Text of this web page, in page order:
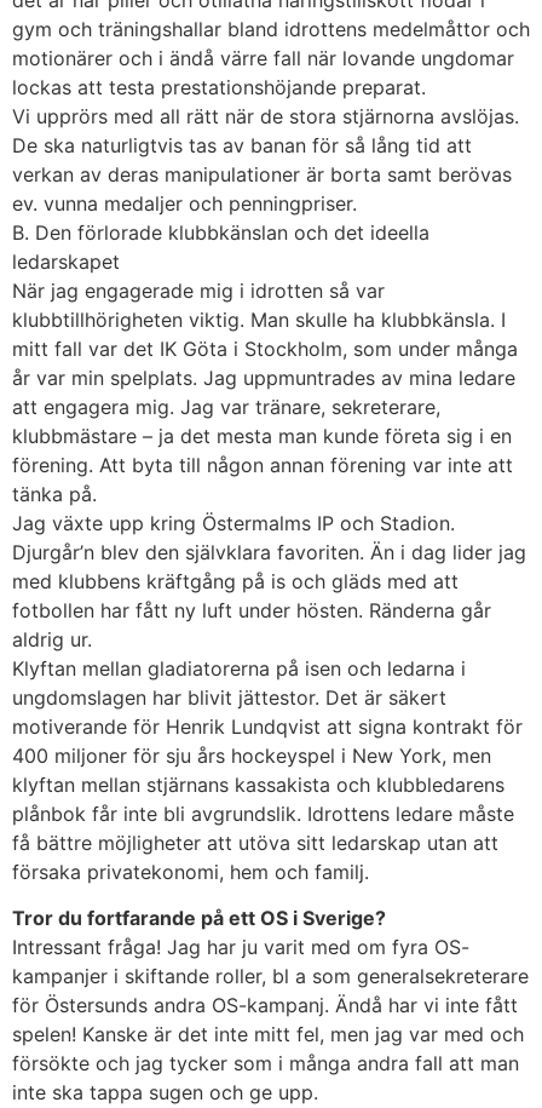
gym och träningshallar bland idrottens medelmåttor och
motionärer och i ändå värre fall när lovande ungdomar
lockas att testa prestationshöjande preparat.
Vi upprörs med all rätt när de stora stjärnorna avslöjas.
De ska naturligtvis tas av banan för så lång tid att
verkan av deras manipulationer är borta samt berövas
ev. vunna medaljer och penningpriser.
B. Den förlorade klubbkänslan och det ideella
ledarskapet
När jag engagerade mig i idrotten så var
klubbtillhörigheten viktig. Man skulle ha klubbkänsla. I
mitt fall var det IK Göta i Stockholm, som under många
år var min spelplats. Jag uppmuntrades av mina ledare
att engagera mig. Jag var tränare, sekreterare,
klubbmästare – ja det mesta man kunde företa sig i en
förening. Att byta till någon annan förening var inte att
tänka på.
Jag växte upp kring Östermalms IP och Stadion.
Djurgår’n blev den självklara favoriten. Än i dag lider jag
med klubbens kräftgång på is och gläds med att
fotbollen har fått ny luft under hösten. Ränderna går
aldrig ur.
Klyftan mellan gladiatorerna på isen och ledarna i
ungdomslagen har blivit jättestor. Det är säkert
motiverande för Henrik Lundqvist att signa kontrakt för
400 miljoner för sju års hockeyspel i New York, men
klyftan mellan stjärnans kassakista och klubbledarens
plånbok får inte bli avgrundslik. Idrottens ledare måste
få bättre möjligheter att utöva sitt ledarskap utan att
försaka privatekonomi, hem och familj.
Tror du fortfarande på ett OS i Sverige?
Intressant fråga! Jag har ju varit med om fyra OS-
kampanjer i skiftande roller, bl a som generalsekreterare
för Östersunds andra OS-kampanj. Ändå har vi inte fått
spelen! Kanske är det inte mitt fel, men jag var med och
försökte och jag tycker som i många andra fall att man
inte ska tappa sugen och ge upp.